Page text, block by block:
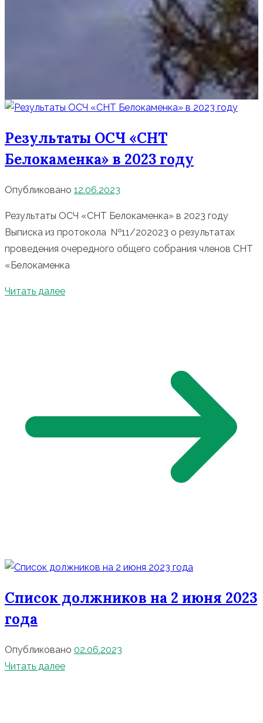
Результаты ОСЧ «СНТ
Белокаменка» в 2023 году
Опубликовано 12.06.2023
Результаты ОСЧ «СНТ Белокаменка» в 2023 году
Выписка из протокола №11/202023 о результатах
проведения очередного общего собрания членов СНТ
«Белокаменка
Читать далее
Список должников на 2 июня 2023
года
Опубликовано 02.06.2023
Читать далее